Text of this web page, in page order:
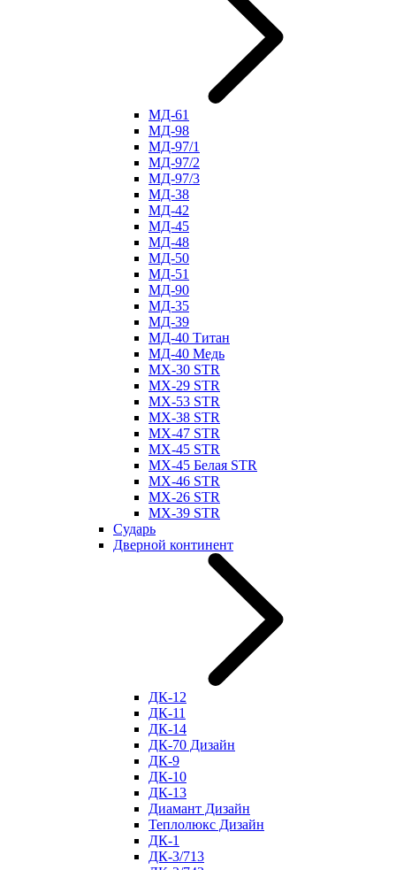
МД-61
МД-98
МД-97/1
МД-97/2
МД-97/3
МД-38
МД-42
МД-45
МД-48
МД-50
МД-51
МД-90
МД-35
МД-39
МД-40 Титан
МД-40 Медь
МХ-30 STR
МХ-29 STR
МХ-53 STR
МХ-38 STR
МХ-47 STR
МХ-45 STR
МХ-45 Белая STR
МХ-46 STR
МХ-26 STR
МХ-39 STR
Сударь
Дверной континент
ДК-12
ДК-11
ДК-14
ДК-70 Дизайн
ДК-9
ДК-10
ДК-13
Диамант Дизайн
Теплолюкс Дизайн
ДК-1
ДК-3/713